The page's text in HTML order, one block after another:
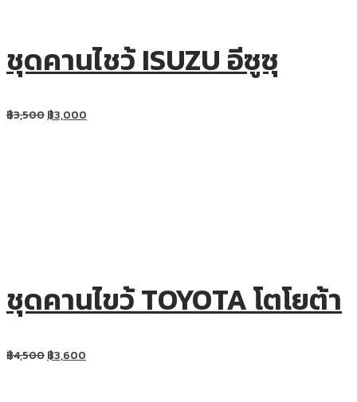
ชุดคานไชว้ ISUZU อีซูซุ
฿3,500฿3,000
ชุดคานไขว้ TOYOTA โตโยต้า
฿4,500฿3,600